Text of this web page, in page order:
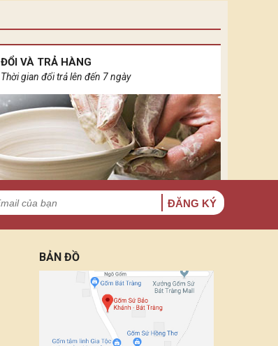
ĐỔI VÀ TRẢ HÀNG
Thời gian đổi trả lên đến 7 ngày
ĐĂNG KÝ
BẢN ĐỒ